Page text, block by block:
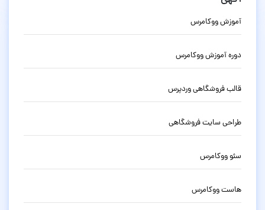
آموزش ووکامرس
دوره آموزش ووکامرس
قالب فروشگاهی وردپرس
طراحی سایت فروشگاهی
سئو ووکامرس
هاست ووکامرس